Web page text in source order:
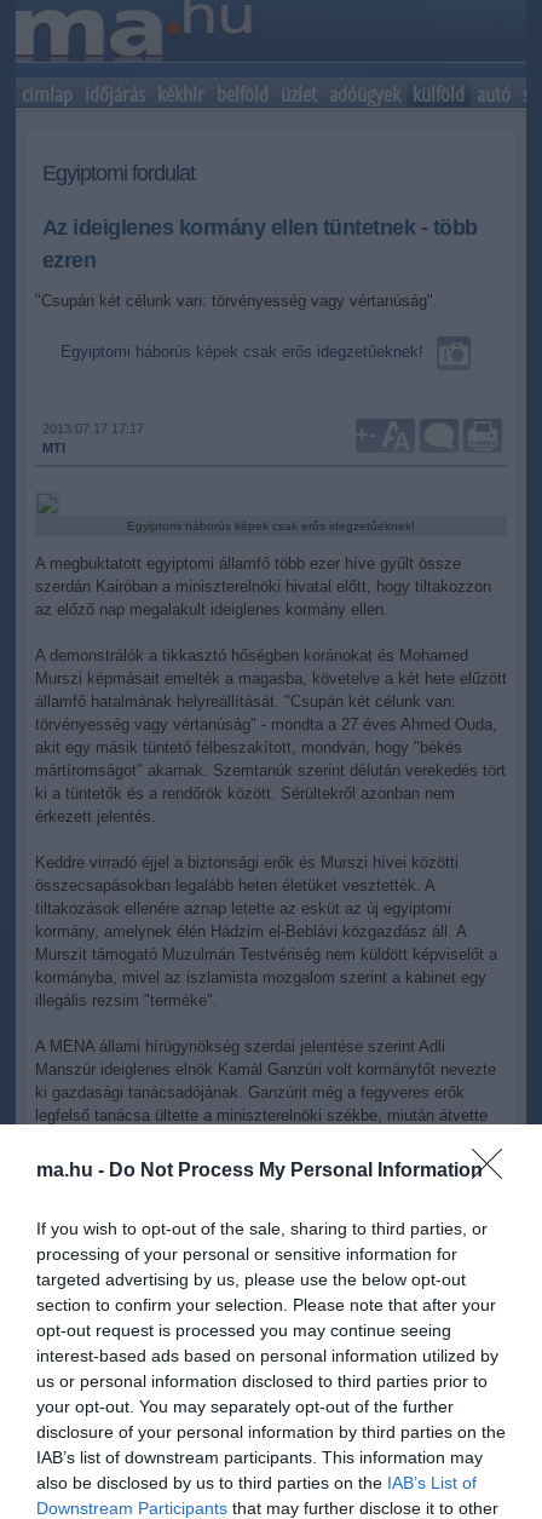
ma.hu - Do Not Process My Personal Information
If you wish to opt-out of the sale, sharing to third parties, or
processing of your personal or sensitive information for
targeted advertising by us, please use the below opt-out
section to confirm your selection. Please note that after your
opt-out request is processed you may continue seeing
interest-based ads based on personal information utilized by
us or personal information disclosed to third parties prior to
your opt-out. You may separately opt-out of the further
disclosure of your personal information by third parties on the
IAB’s list of downstream participants. This information may
also be disclosed by us to third parties on the IAB’s List of
Downstream Participants that may further disclose it to other
címlap időjárás kékhír belföld üzlet adóügyek külföld autó
Egyiptomi fordulat
Az ideiglenes kormány ellen tüntetnek - több
ezren
"Csupán két célunk van: törvényesség vagy vértanúság".
Egyiptomi háborús képek csak erős idegzetűeknek!
2013.07.17 17:17
MTI
+-
Egyiptomi háborús képek csak erős idegzetűeknek!
A megbuktatott egyiptomi államfő több ezer híve gyűlt össze
szerdán Kairóban a miniszterelnöki hivatal előtt, hogy tiltakozzon
az előző nap megalakult ideiglenes kormány ellen.
A demonstrálók a tikkasztó hőségben koránokat és Mohamed
Murszi képmásait emelték a magasba, követelve a két hete elűzött
államfő hatalmának helyreállítását. "Csupán két célunk van:
törvényesség vagy vértanúság" - mondta a 27 éves Ahmed Ouda,
akit egy másik tüntető félbeszakított, mondván, hogy "békés
mártíromságot" akarnak. Szemtanúk szerint délután verekedés tört
ki a tüntetők és a rendőrök között. Sérültekről azonban nem
érkezett jelentés.
Keddre virradó éjjel a biztonsági erők és Murszi hívei közötti
összecsapásokban legalább heten életüket vesztették. A
tiltakozások ellenére aznap letette az esküt az új egyiptomi
kormány, amelynek élén Hádzim el-Beblávi közgazdász áll. A
Murszit támogató Muzulmán Testvériség nem küldött képviselőt a
kormányba, mivel az iszlamista mozgalom szerint a kabinet egy
illegális rezsim "terméke".
A MENA állami hírügynökség szerdai jelentése szerint Adli
Manszúr ideiglenes elnök Kamál Ganzúri volt kormányfőt nevezte
ki gazdasági tanácsadójának. Ganzúrit még a fegyveres erők
legfelső tanácsa ültette a miniszterelnöki székbe, miután átvette
követően.
vezetőivel tárgyal Catherine Ashton, az Európai Unió kül- és
biztonságpolitikai főképviselője. Ashtonnak ez az első hivatalos
egyiptomi látogatása azóta, hogy a hadsereg július 3-án
menesztette hivatalából Mohamed Murszit. Az uniós főképviselő
egy Kairóban kiadott közleményében azt hangsúlyozta, hogy
"Egyiptomnak gyorsan vissza kell térnie a demokratikus átmenet
Szerdán legalább öt katona és három polgári személy sebesült
meg a Sínai-félszigeten "terrorista csoportok" támadása
következtében - közölte az EFE spanyol hírügynökséggel egy
hivatalos forrás. Egy kormányzati szóvivő azt mondta, hogy
fegyveresek szerdára virradó éjjel hajtottak végre rajtaütést katonai